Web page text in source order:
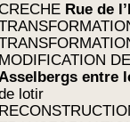
Rue de
MODIFICATION
entre
lotir